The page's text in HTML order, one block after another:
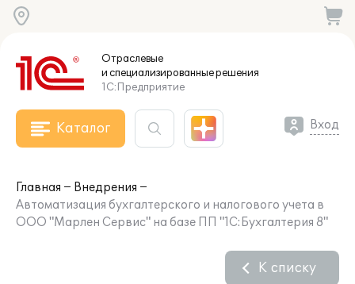
Отраслевые
и специализированныерешения
1С:Предприятие
Каталог Вход
Главная
Внедрения
Автоматизация бухгалтерского и налогового учета в
ООО "Марлен Сервис" на базе ПП "1С:Бухгалтерия 8"
К списку